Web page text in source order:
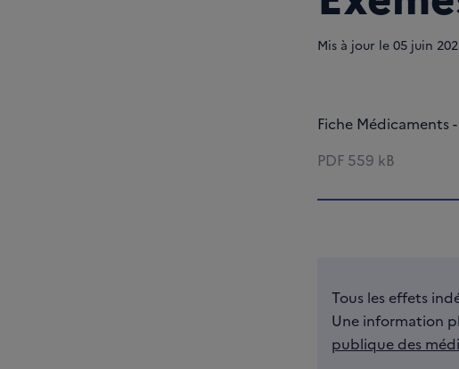
Mis à jour le 05juin
Fiche Médicaments
PDF559 kB
Tous les effets
Une information
publique des